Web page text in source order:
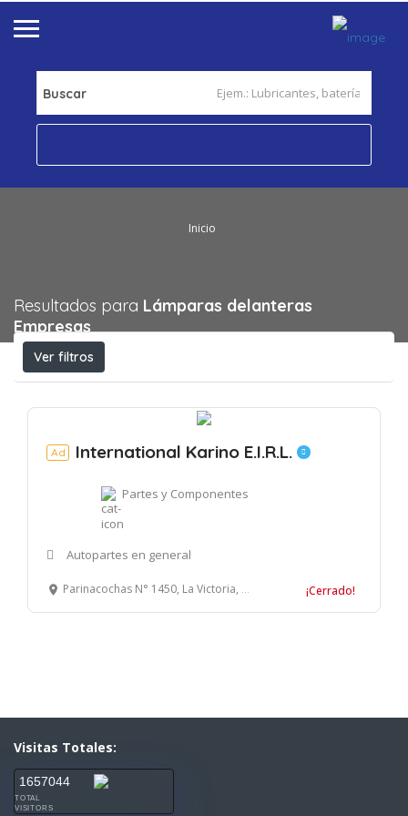
Buscar
Inicio
Resultados para Lámparas delanteras
Empresas
Ver filtros
Ad International Karino E.I.R.L.
Partes y Componentes
Autopartes en general
Parinacochas N° 1450, La Victoria, Lima ¡Cerrado!
Visitas Totales:
1657044
TOTAL
VISITORS